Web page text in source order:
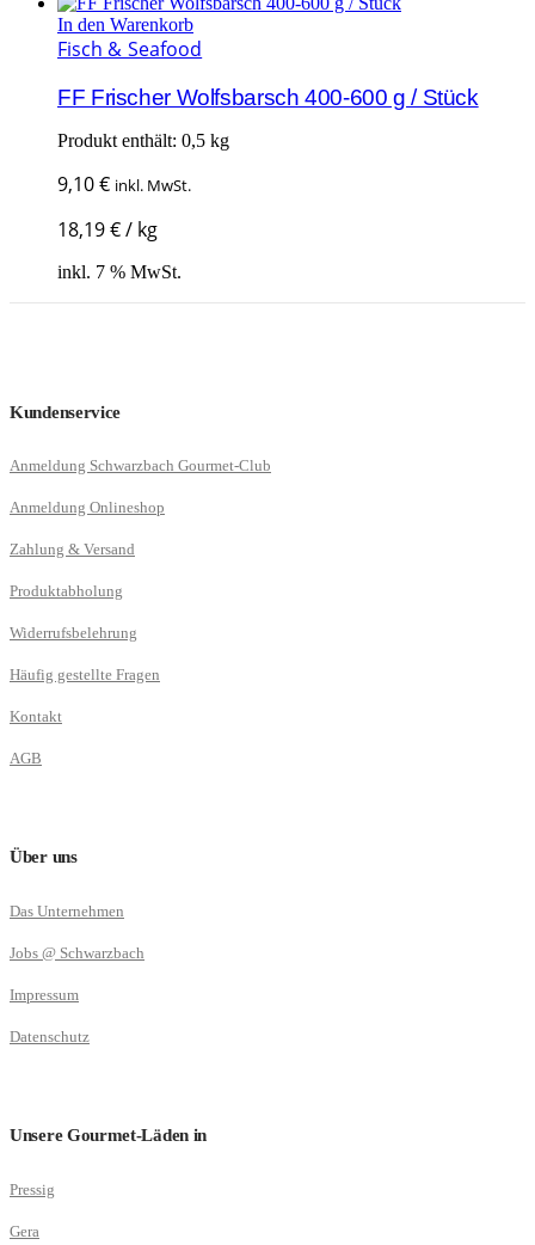
In den Warenkorb
Fisch & Seafood
FF Frischer Wolfsbarsch 400-600 g / Stück
Produkt enthält: 0,5 kg
9,10€ inkl. MwSt.
18,19€/ kg
inkl. 7 % MwSt.
Kundenservice
Anmeldung Schwarzbach Gourmet-Club
Anmeldung Onlineshop
Zahlung & Versand
Produktabholung
Widerrufsbelehrung
Häufig gestellte Fragen
Kontakt
AGB
Über uns
Das Unternehmen
Jobs @ Schwarzbach
Impressum
Datenschutz
Unsere Gourmet-Läden in
Pressig
Gera